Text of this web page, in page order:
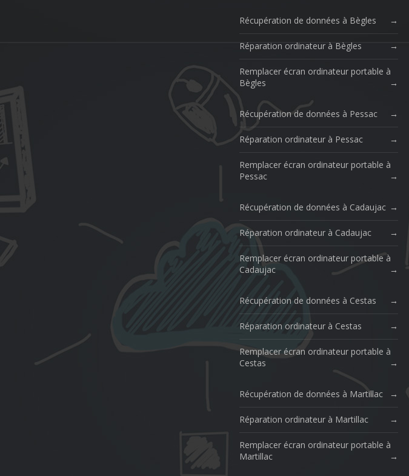
Récupération de données à Bègles
Réparation ordinateur à Bègles
Remplacer écran ordinateur portable à
Bègles
Récupération de données à Pessac
Réparation ordinateur à Pessac
Remplacer écran ordinateur portable à
Pessac
Récupération de données à Cadaujac
Réparation ordinateur à Cadaujac
Remplacer écran ordinateur portable à
Cadaujac
Récupération de données à Cestas
Réparation ordinateur à Cestas
Remplacer écran ordinateur portable à
Cestas
Récupération de données à Martillac
Réparation ordinateur à Martillac
Remplacer écran ordinateur portable à
Martillac